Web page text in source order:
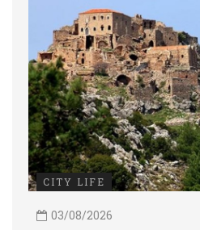
CITY LIFE
03/08/2026